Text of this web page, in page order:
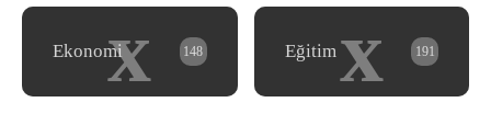
x
Ekonomi 148 x
Eğitim 191